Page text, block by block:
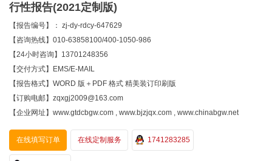
行性报告(2021定制版)
【报告编号】： zj-dy-rdcy-647629
【咨询热线】010-63858100/400-1050-986
【24小时咨询】13701248356
【交付方式】EMS/E-MAIL
【报告格式】WORD 版＋PDF 格式 精美装订印刷版
【订购电邮】zqxgj2009@163.com
【企业网址】www.gtdcbgw.com , www.bjzjqx.com , www.chinabgw.net
在线填写订单 在线定制服务 1741283285